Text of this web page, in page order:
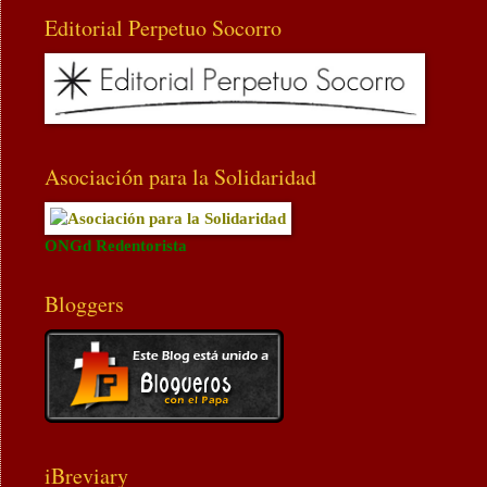
Editorial Perpetuo Socorro
Asociación para la Solidaridad
ONGd Redentorista
Bloggers
iBreviary